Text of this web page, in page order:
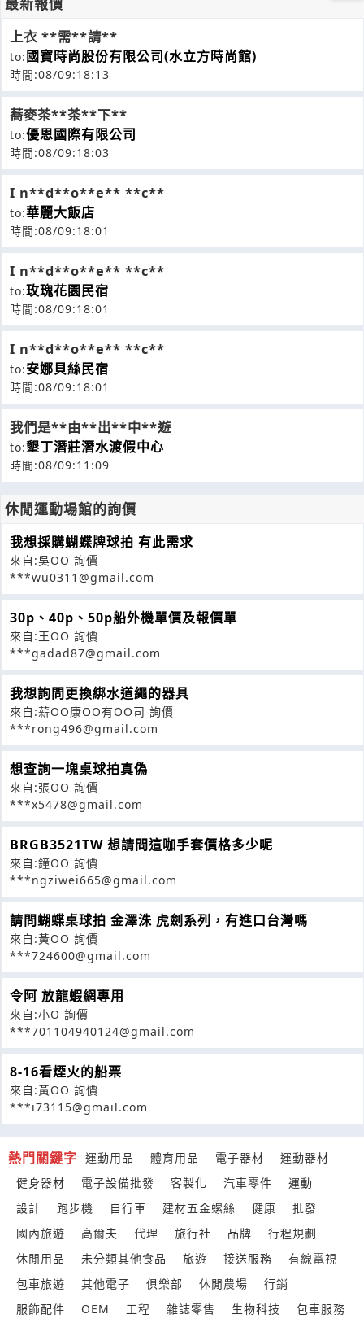
最新報價
上衣 **需**請**
to:國寶時尚股份有限公司(水立方時尚館)
時間:08/09:18:13
蕎麥茶**茶**下**
to:優恩國際有限公司
時間:08/09:18:03
I n**d**o**e** **c**
to:華麗大飯店
時間:08/09:18:01
I n**d**o**e** **c**
to:玫瑰花園民宿
時間:08/09:18:01
I n**d**o**e** **c**
to:安娜貝絲民宿
時間:08/09:18:01
我們是**由**出**中**遊
to:墾丁潛莊潛水渡假中心
時間:08/09:11:09
休閒運動場館的詢價
我想採購蝴蝶牌球拍 有此需求
來自:吳OO 詢價
***wu0311@gmail.com
30p、40p、50p船外機單價及報價單
來自:王OO 詢價
***gadad87@gmail.com
我想詢問更換綁水道繩的器具
來自:薪OO康OO有OO司 詢價
***rong496@gmail.com
想查詢一塊桌球拍真偽
來自:張OO 詢價
***x5478@gmail.com
BRGB3521TW 想請問這咖手套價格多少呢
來自:鐘OO 詢價
***ngziwei665@gmail.com
請問蝴蝶桌球拍 金澤洙 虎劍系列，有進口台灣嗎
來自:黃OO 詢價
***724600@gmail.com
令阿 放龍蝦網專用
來自:小O 詢價
***701104940124@gmail.com
8-16看煙火的船票
來自:黃OO 詢價
***i73115@gmail.com
熱門關鍵字 運動用品 體育用品 電子器材
運動器材
健身器材
電子設備批發 客製化 汽車零件
運動
設計
跑步機 自行車 建材五金螺絲 健康
批發
國內旅遊
高爾夫 代理 旅行社 品牌
行程規劃
休閒用品
未分類其他食品 旅遊 接送服務
有線電視
包車旅遊
其他電子 俱樂部 休閒農場
行銷
服飾配件
OEM 工程 雜誌零售 生物科技
包車服務